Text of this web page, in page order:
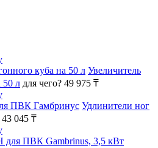
Увеличитель
50 л для чего? 49 975 ₸
Удлинители ног
43 045 ₸